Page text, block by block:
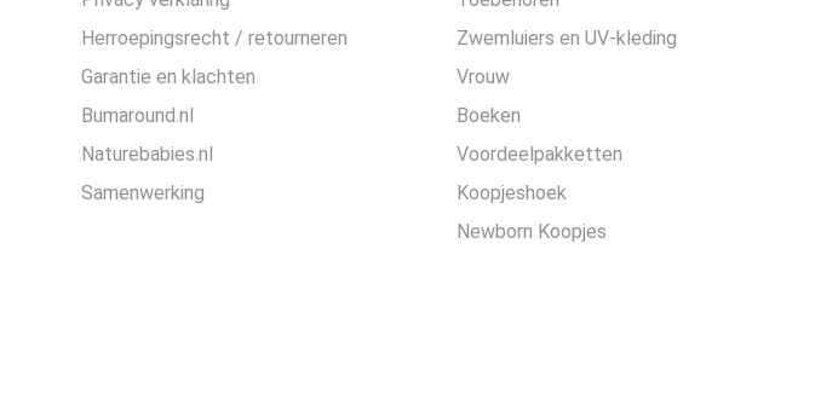
Herroepingsrecht / retourneren
Garantie en klachten
Bumaround.nl
Naturebabies.nl
Samenwerking
Zwemluiers en UV-kleding
Vrouw
Boeken
Voordeelpakketten
Koopjeshoek
Newborn Koopjes